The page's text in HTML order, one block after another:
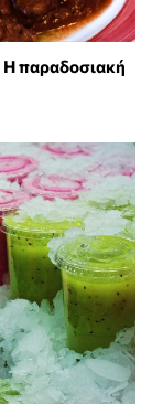
Η παραδοσιακή